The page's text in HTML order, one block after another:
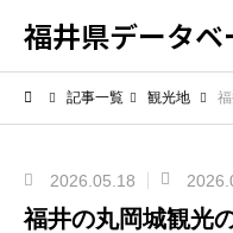
福井県データベ
記事一覧 観光地 福
2026.05.18
福井の丸岡城観光